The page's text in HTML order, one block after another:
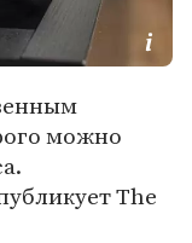
можно
The